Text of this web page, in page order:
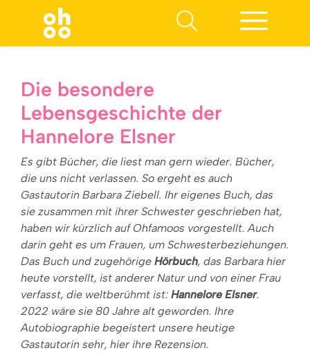
Die besondere
Lebensgeschichte der
Hannelore Elsner
Es gibt Bücher, die liest man gern wieder. Bücher,
die uns nicht verlassen. So ergeht es auch
Gastautorin Barbara Ziebell. Ihr eigenes Buch, das
sie zusammen mit ihrer Schwester geschrieben hat,
haben wir kürzlich auf Ohfamoos vorgestellt. Auch
darin geht es um Frauen, um Schwesterbeziehungen.
Das Buch und zugehörige Hörbuch, das Barbara hier
heute vorstellt, ist anderer Natur und von einer Frau
verfasst, die weltberühmt ist: Hannelore Elsner.
2022 wäre sie 80 Jahre alt geworden. Ihre
Autobiographie begeistert unsere heutige
Gastautorin sehr, hier ihre Rezension.